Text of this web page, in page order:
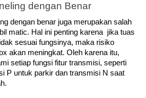
dengan Benar
dengan benar juga merupakan salah
matic. Hal ini penting karena  jika tuas
sesuai fungsinya, maka risiko
akan meningkat. Oleh karena itu,
setiap fungsi fitur transmisi, seperti
P untuk parkir dan transmisi N saat